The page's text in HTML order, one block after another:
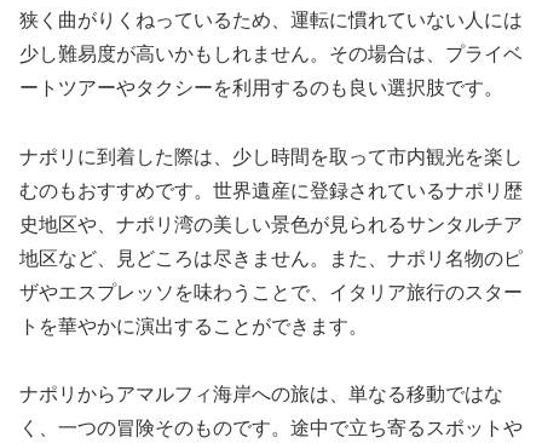
狭く曲がりくねっているため、運転に慣れていない人には
少し難易度が高いかもしれません。その場合は、プライベ
ートツアーやタクシーを利用するのも良い選択肢です。
ナポリに到着した際は、少し時間を取って市内観光を楽し
むのもおすすめです。世界遺産に登録されているナポリ歴
史地区や、ナポリ湾の美しい景色が見られるサンタルチア
地区など、見どころは尽きません。また、ナポリ名物のピ
ザやエスプレッソを味わうことで、イタリア旅行のスター
トを華やかに演出することができます。
ナポリからアマルフィ海岸への旅は、単なる移動ではな
く、一つの冒険そのものです。途中で立ち寄るスポットや